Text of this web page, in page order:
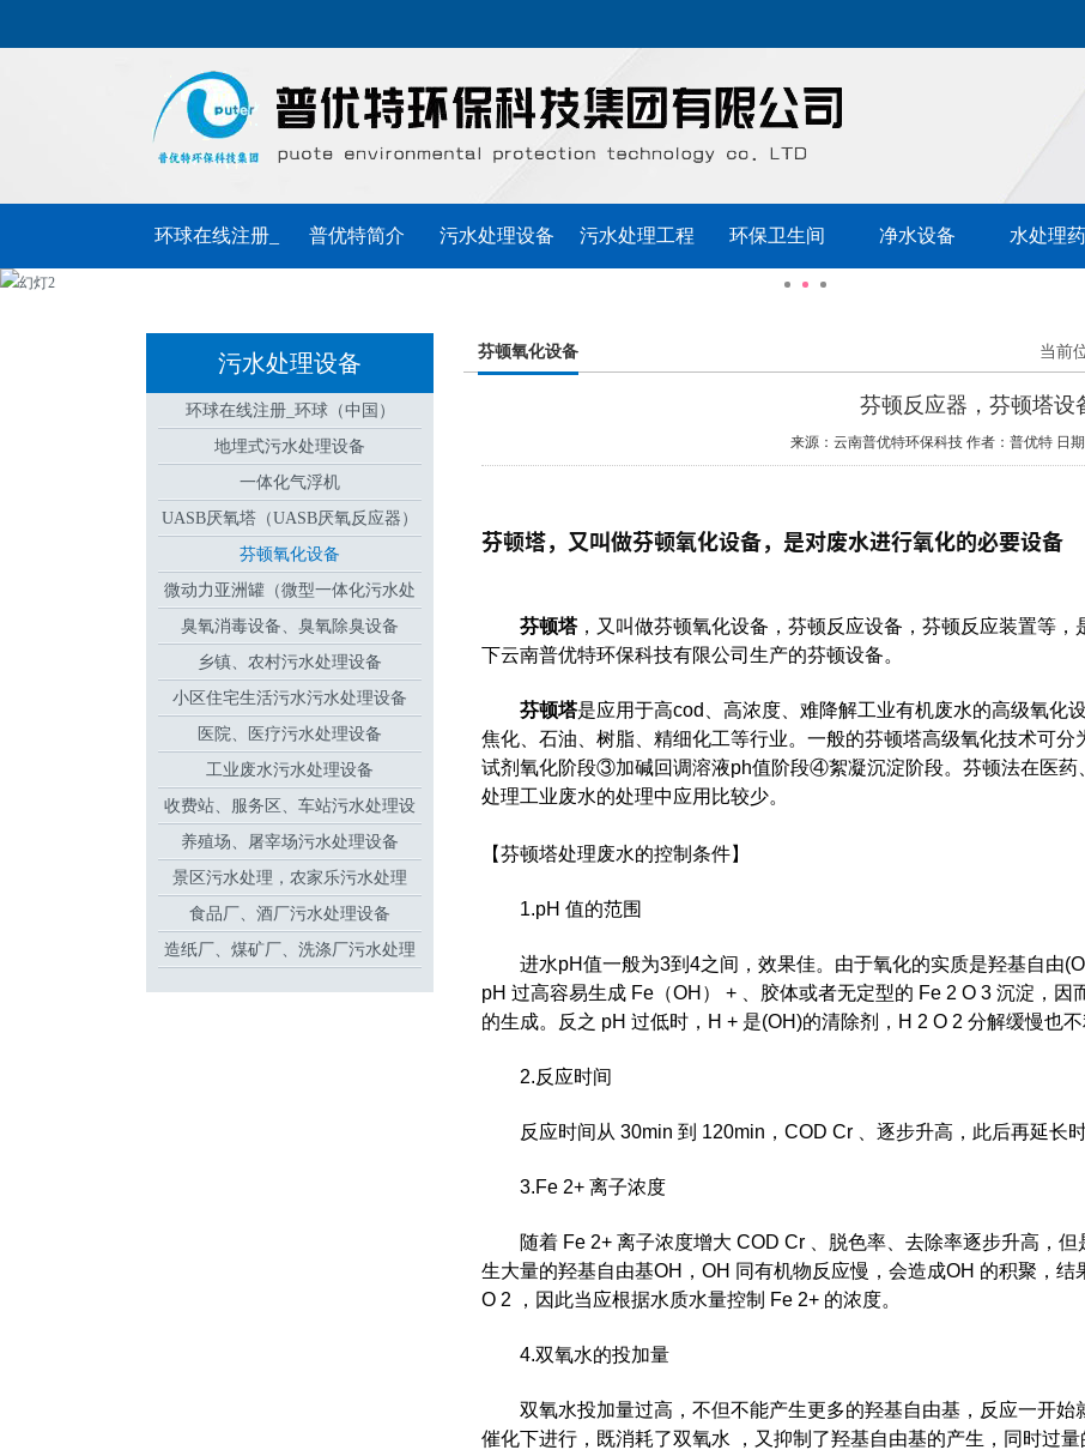
环球在线注册_ 普优特简介 污水处理设备 污水处理工程 环保卫生间 净水设备 水处理
污水处理设备
环球在线注册_环球（中国）
地埋式污水处理设备
一体化气浮机
UASB厌氧塔（UASB厌氧反应器）
芬顿氧化设备
微动力亚洲罐（微型一体化污水处
理设备
臭氧消毒设备、臭氧除臭设备
乡镇、农村污水处理设备
小区住宅生活污水污水处理设备
医院、医疗污水处理设备
工业废水污水处理设备
收费站、服务区、车站污水处理设
备
养殖场、屠宰场污水处理设备
景区污水处理，农家乐污水处理
食品厂、酒厂污水处理设备
造纸厂、煤矿厂、洗涤厂污水处理
芬顿氧化设备 当前
芬顿反应器，芬顿塔设
来源：云南普优特环保科技 作者：普优特 日
芬顿塔，又叫做芬顿氧化设备，是对废水进行氧化的必要设备
芬顿塔，又叫做芬顿氧化设备，芬顿反应设备，芬顿反应装置等
下云南普优特环保科技有限公司生产的芬顿设备。
芬顿塔是应用于高cod、高浓度、难降解工业有机废水的高级氧化
焦化、石油、树脂、精细化工等行业。一般的芬顿塔高级氧化技术可
试剂氧化阶段③加碱回调溶液ph值阶段④絮凝沉淀阶段。芬顿法在医药
处理工业废水的处理中应用比较少。
【芬顿塔处理废水的控制条件】
1.pH 值的范围
进水pH值一般为3到4之间，效果佳。由于氧化的实质是羟基自由
pH 过高容易生成 Fe（OH） + 、胶体或者无定型的 Fe 2 O 3 沉淀，
的生成。反之 pH 过低时，H + 是(OH)的清除剂，H 2 O 2 分解缓慢也不
2.反应时间
反应时间从 30min 到 120min，COD Cr 、逐步升高，此后再延长
3.Fe 2+ 离子浓度
随着 Fe 2+ 离子浓度增大 COD Cr 、脱色率、去除率逐步升高，
生大量的羟基自由基OH，OH 同有机物反应慢，会造成OH 的积聚，
O 2 ，因此当应根据水质水量控制 Fe 2+ 的浓度。
4.双氧水的投加量
双氧水投加量过高，不但不能产生更多的羟基自由基，反应一开始
催化下进行，既消耗了双氧水 ，又抑制了羟基自由基的产生，同时过量